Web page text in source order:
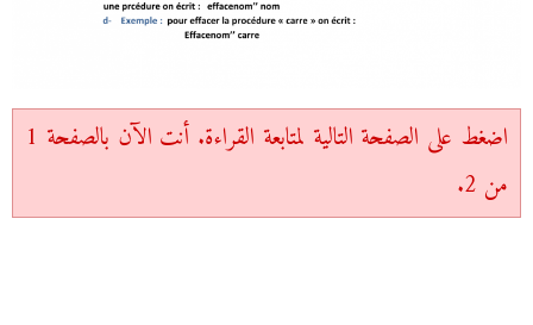
اضغط على الصفحة التالية لمتابعة القراءة. أنت الآن بالصفحة 1
من 2.